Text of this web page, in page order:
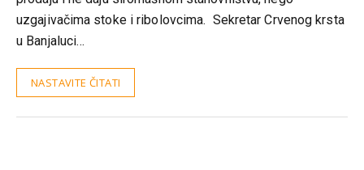
uzgajivačima stoke i ribolovcima. Sekretar Crvenog krsta
u Banjaluci…
NASTAVITE ČITATI